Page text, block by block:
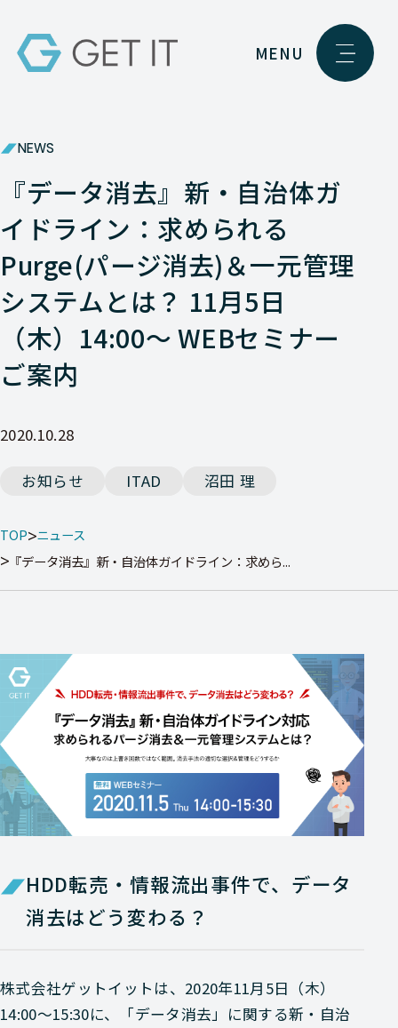
MENU
NEWS
『データ消去』新・自治体ガ
イドライン：求められる
Purge(パージ消去)＆一元管理
システムとは？ 11月5日
（木）14:00～ WEBセミナー
ご案内
2020.10.28
お知らせ ITAD 沼田 理
TOP ニュース
『データ消去』新・自治体ガイドライン：求めら...
HDD転売・情報流出事件で、データ
消去はどう変わる？
株式会社ゲットイットは、2020年11月5日（木）
14:00～15:30に、「データ消去」に関する新・自治